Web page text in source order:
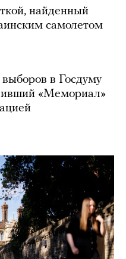
найденный
самолетом
в Госдуму
«Мемориал»